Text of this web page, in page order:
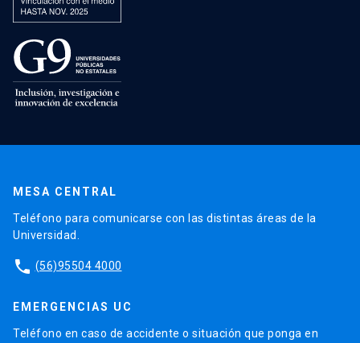
MESA CENTRAL
Teléfono para comunicarse con las distintas áreas de la
Universidad.
phone (56)95504 4000
EMERGENCIAS UC
Teléfono en caso de accidente o situación que ponga en